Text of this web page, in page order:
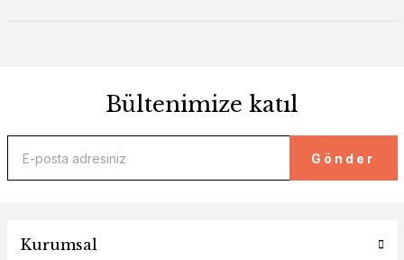
Bültenimize katıl
Gönder
Kurumsal